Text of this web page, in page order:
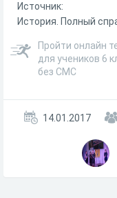
Источник:
История. Полный
Пройти онлайн
для учеников 6
без СМС
14.01.2017